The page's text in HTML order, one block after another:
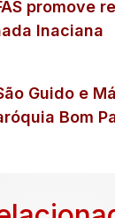
promove
Inaciana
Guido e
Bom